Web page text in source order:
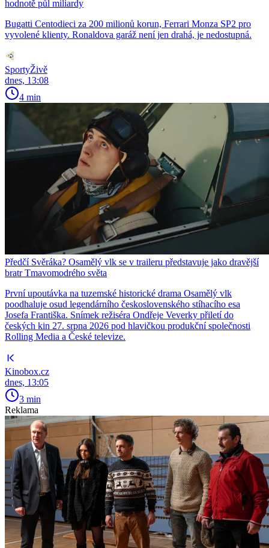
hodnotě půl miliardy
Bugatti Centodieci za 200 milionů korun, Ferrari Monza SP2 pro
vyvolené klienty. Ronaldova garáž není jen drahá, je nedostupná.
SportyŽivě
dnes, 13:08
4 min
Předčí Svěráka? Osamělý vlk se v traileru představuje jako dravější
bratr Tmavomodrého světa
První upoutávka na tuzemské historické drama Osamělý vlk
poodhaluje osud legendárního československého stíhacího esa
Josefa Františka. Snímek režiséra Ondřeje Veverky přiletí do
českých kin 27. srpna 2026 pod hlavičkou produkční společnosti
Rolling Media a České televize.
Kinobox.cz
dnes, 13:05
3 min
Reklama